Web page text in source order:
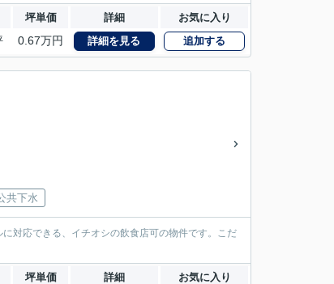
坪単価 詳細 お気に入り
0.67万円 詳細を見る 追加する
共下水
対応できる、イチオシの飲食店可の物件です。こだ
坪単価 詳細 お気に入り